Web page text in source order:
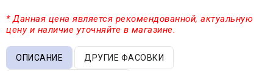
* Данная цена является рекомендованной, актуальную
цену и наличие уточняйте в магазине.
ОПИСАНИЕ ДРУГИЕ ФАСОВКИ